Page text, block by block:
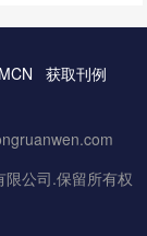
获取刊例
公司.保留所有权